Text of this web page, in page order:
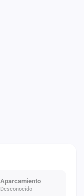
Aparcamiento
Desconocido